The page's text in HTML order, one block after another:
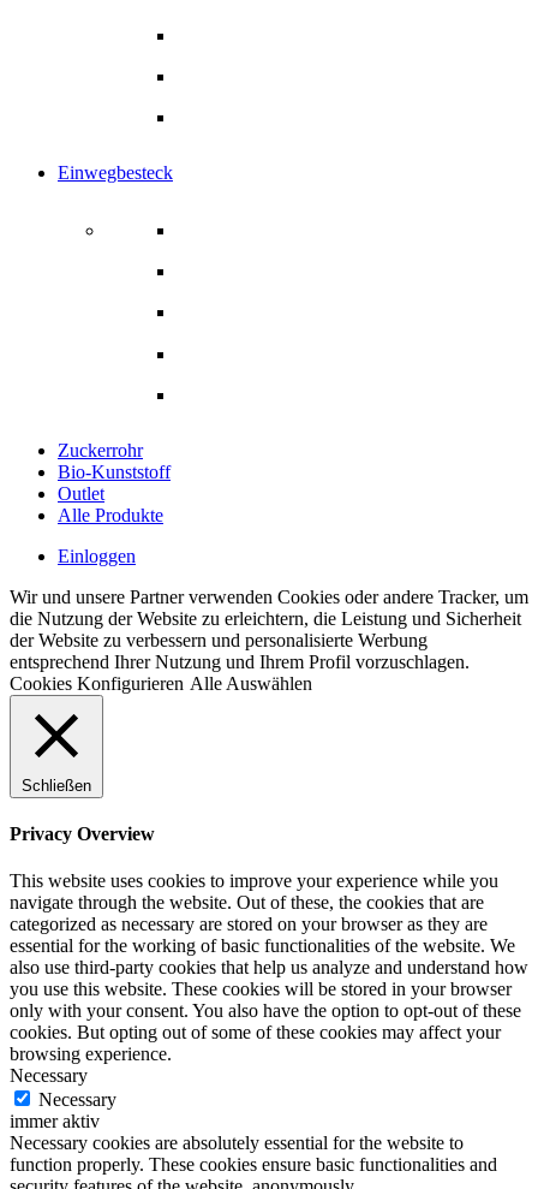
Einwegbesteck
Zuckerrohr
Bio-Kunststoff
Outlet
Alle Produkte
Einloggen
Wir und unsere Partner verwenden Cookies oder andere Tracker, um
die Nutzung der Website zu erleichtern, die Leistung und Sicherheit
der Website zu verbessern und personalisierte Werbung
entsprechend Ihrer Nutzung und Ihrem Profil vorzuschlagen.
Cookies Konfigurieren Alle Auswählen
Schließen
Privacy Overview
This website uses cookies to improve your experience while you
navigate through the website. Out of these, the cookies that are
categorized as necessary are stored on your browser as they are
essential for the working of basic functionalities of the website. We
also use third-party cookies that help us analyze and understand how
you use this website. These cookies will be stored in your browser
only with your consent. You also have the option to opt-out of these
cookies. But opting out of some of these cookies may affect your
browsing experience.
Necessary
Necessary
immer aktiv
Necessary cookies are absolutely essential for the website to
function properly. These cookies ensure basic functionalities and